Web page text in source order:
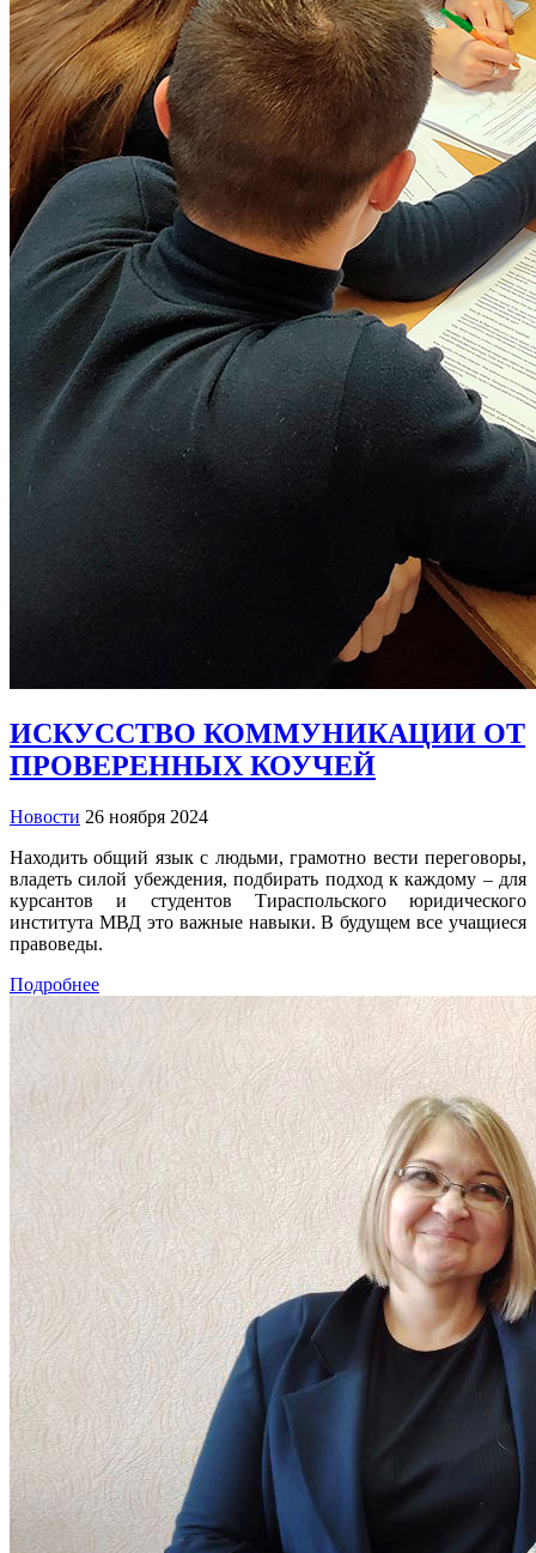
ИСКУССТВО КОММУНИКАЦИИ ОТ
ПРОВЕРЕННЫХ КОУЧЕЙ
Новости 26 ноября 2024
Находить общий язык с людьми, грамотно вести переговоры,
владеть силой убеждения, подбирать подход к каждому – для
курсантов и студентов Тираспольского юридического
института МВД это важные навыки. В будущем все учащиеся
правоведы.
Подробнее